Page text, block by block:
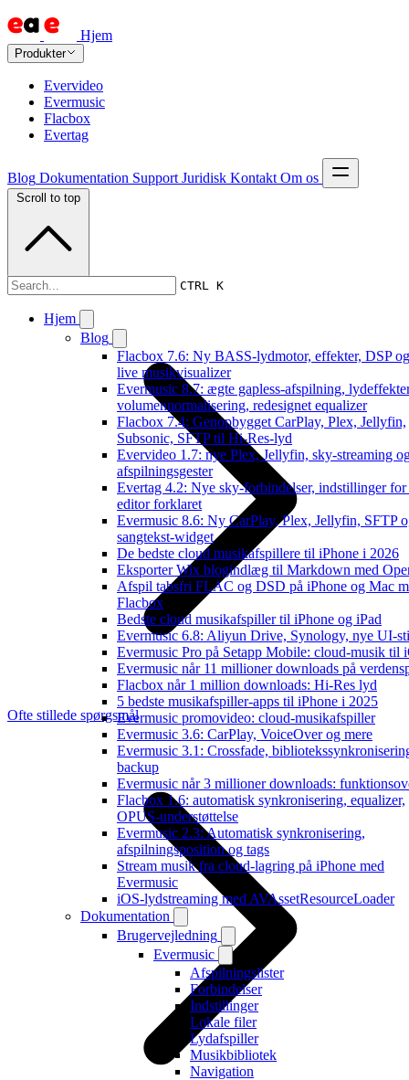
Hjem
Produkter
Evervideo
Evermusic
Flacbox
Evertag
Blog Dokumentation Support Juridisk Kontakt Om os
CTRL K
Hjem
Blog
Flacbox 7.6: Ny BASS-lydmotor, effekter, DSP
live musikvisualizer
Evermusic 8.7: ægte gapless-afspilning,
volumennormalisering, redesignet equalizer
Flacbox 7.4: Genopbygget CarPlay, Plex, Jellyfin,
Subsonic, SFTP til Hi-Res-lyd
Evervideo 1.7: nye Plex, Jellyfin, sky-streaming
afspilningsgester
Evertag 4.2: Nye sky-forbindelser, indstillinger for
editor forklaret
Evermusic 8.6: Ny CarPlay, Plex, Jellyfin, SFTP
sangtekst-widget
De bedste cloud musikafspillere til iPhone i 2026
Eksporter Wix blogindlæg til Markdown med
Afspil tabsfri FLAC og DSD på iPhone og Mac
Flacbox
Bedste cloud musikafspiller til iPhone og iPad
Evermusic 6.8: Aliyun Drive, Synology, nye UI-
Evermusic Pro på Setapp Mobile: cloud-musik til
Evermusic når 11 millioner downloads på
Flacbox når 1 million downloads: Hi-Res lyd
5 bedste musikafspiller-apps til iPhone i 2025
Evermusic promovideo: cloud-musikafspiller
Evermusic 3.6: CarPlay, VoiceOver og mere
Evermusic 3.1: Crossfade,
backup
Evermusic når 3 millioner downloads:
Flacbox 1.6: automatisk synkronisering, equalizer,
OPUS-understøttelse
Evermusic 2.3: Automatisk synkronisering,
afspilningsposition og tags
Stream musik fra cloud-lagring på iPhone med
Evermusic
iOS-lydstreaming med AVAssetResourceLoader
Dokumentation
Brugervejledning
Evermusic
Afspilningslister
Forbindelser
Indstillinger
Lokale filer
Lydafspiller
Musikbibliotek
Navigation
Scroll to top
Dokumentation
Ofte stillede spørgsmål